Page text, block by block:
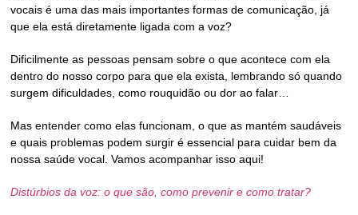
vocais é uma das mais importantes formas de comunicação, já
que ela está diretamente ligada com a voz?
Dificilmente as pessoas pensam sobre o que acontece com ela
dentro do nosso corpo para que ela exista, lembrando só quando
surgem dificuldades, como rouquidãooudor ao falar…
Mas entender como elas funcionam, o que as mantém saudáveis
e quais problemas podem surgir é essencial para cuidar bem da
nossa saúde vocal. Vamos acompanhar isso aqui!
Distúrbios da voz: o que são, como prevenir e como tratar?